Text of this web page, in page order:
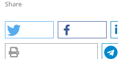
Share